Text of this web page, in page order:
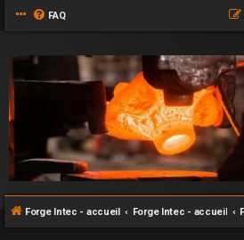
FAQ
Forge Intec - accueil Forge Intec - accueil